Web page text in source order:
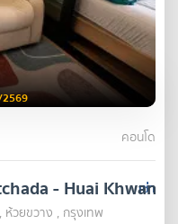
คอนโด
เช่า
- Huai Khwang
ห้วยขวาง , กรุงเทพ